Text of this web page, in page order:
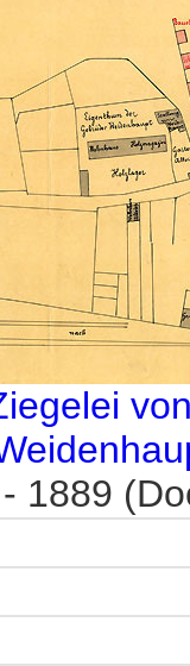
- 1889